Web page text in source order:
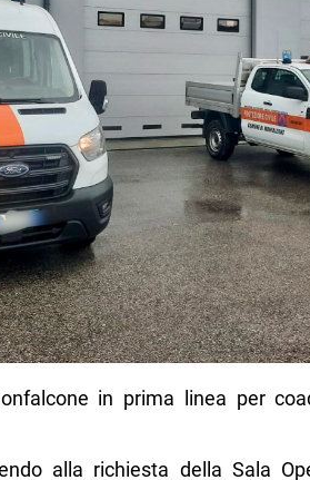
in prima linea per
alla richiesta della Sala